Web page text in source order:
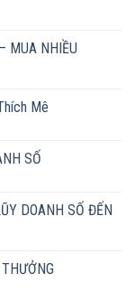
MUA NHIỀU
Mê
SỐ
DOANH SỐ ĐẾN